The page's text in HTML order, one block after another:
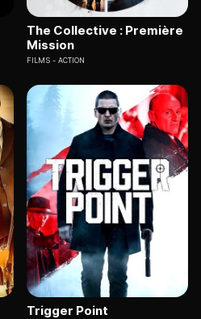
The Collective : Première
Mission
FILMS ACTION
Trigger Point